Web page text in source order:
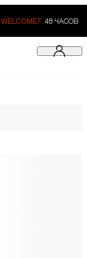
WELCOME7. 48 ЧАСОВ